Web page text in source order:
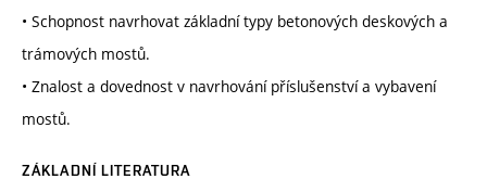
• Schopnost navrhovat základní typy betonových deskových a
trámových mostů.
• Znalost a dovednost v navrhování příslušenství a vybavení
mostů.
ZÁKLADNÍ LITERATURA